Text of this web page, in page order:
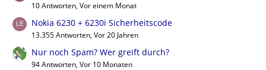
10 Antworten, Vor einem Monat
Nokia 6230 + 6230i Sicherheitscode
13.355 Antworten, Vor 20 Jahren
Nur noch Spam? Wer greift durch?
94 Antworten, Vor 10 Monaten